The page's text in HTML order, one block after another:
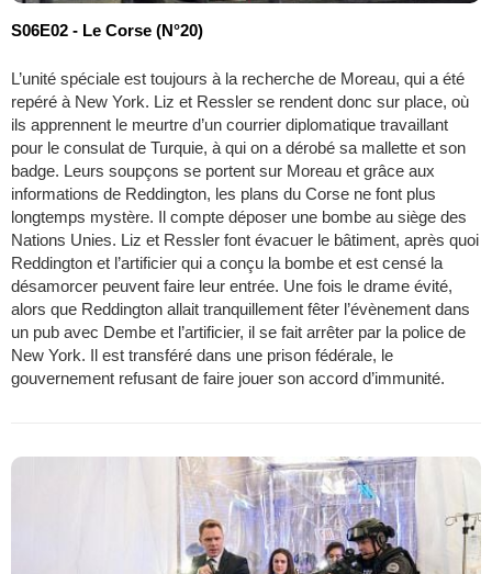
S06E02 - Le Corse (N°20)
L’unité spéciale est toujours à la recherche de Moreau, qui a été
repéré à New York. Liz et Ressler se rendent donc sur place, où
ils apprennent le meurtre d’un courrier diplomatique travaillant
pour le consulat de Turquie, à qui on a dérobé sa mallette et son
badge. Leurs soupçons se portent sur Moreau et grâce aux
informations de Reddington, les plans du Corse ne font plus
longtemps mystère. Il compte déposer une bombe au siège des
Nations Unies. Liz et Ressler font évacuer le bâtiment, après quoi
Reddington et l’artificier qui a conçu la bombe et est censé la
désamorcer peuvent faire leur entrée. Une fois le drame évité,
alors que Reddington allait tranquillement fêter l’évènement dans
un pub avec Dembe et l’artificier, il se fait arrêter par la police de
New York. Il est transféré dans une prison fédérale, le
gouvernement refusant de faire jouer son accord d’immunité.